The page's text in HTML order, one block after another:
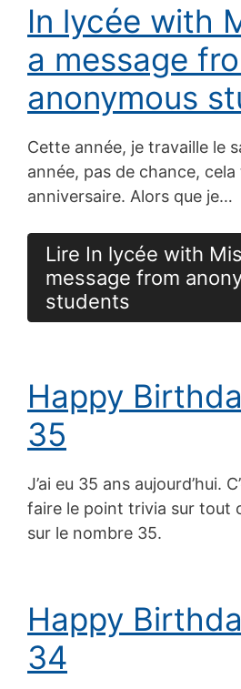
In lycée with
a message
anonymous
Cette année, je travaille le
année, pas de chance,
anniversaire. Alors que je…
Lire In lycée with
message from
students
Happy
35
J’ai eu 35 ans aujourd’hui.
faire le point trivia sur tout
sur le nombre 35.
Happy
34